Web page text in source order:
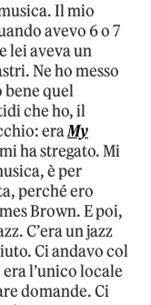
Il mio
avevo 6 o 7
lei aveva un
Ne ho messo
bene quel
che ho, il
eraMy
ha stregato. Mi
è per
perché ero
Brown. E poi,
C’era un jazz
Ci andavo col
l’unico locale
domande. Ci